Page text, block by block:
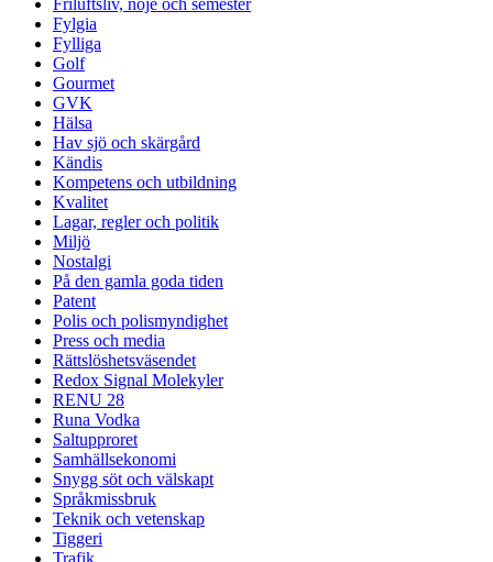
Friluftsliv, nöje och semester
Fylgia
Fylliga
Golf
Gourmet
GVK
Hälsa
Hav sjö och skärgård
Kändis
Kompetens och utbildning
Kvalitet
Lagar, regler och politik
Miljö
Nostalgi
På den gamla goda tiden
Patent
Polis och polismyndighet
Press och media
Rättslöshetsväsendet
Redox Signal Molekyler
RENU 28
Runa Vodka
Saltupproret
Samhällsekonomi
Snygg söt och välskapt
Språkmissbruk
Teknik och vetenskap
Tiggeri